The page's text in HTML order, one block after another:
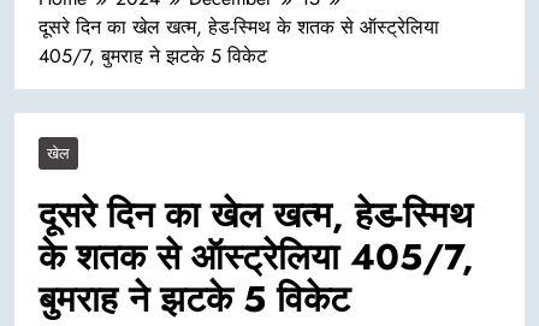
दूसरे दिन का खेल खत्म, हेड-स्मिथ के शतक से ऑस्ट्रेलिया
405/7, बुमराह ने झटके 5 विकेट
खेल
दूसरे दिन का खेल खत्म, हेड-स्मिथ
के शतक से ऑस्ट्रेलिया 405/7,
बुमराह ने झटके 5 विकेट